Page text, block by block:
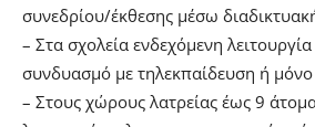
συνεδρίου/έκθεσης μέσω
– Στα σχολεία ενδεχόμενη
συνδυασμό με τηλεκπαίδευση ή
– Στους χώρους λατρείας έως 9 άτομα